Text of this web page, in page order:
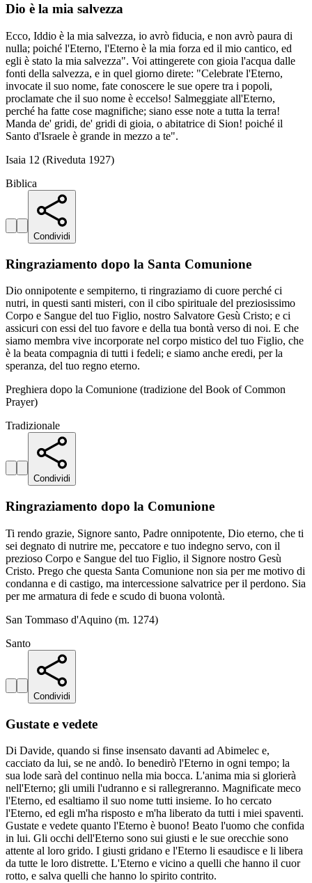
Dio è la mia salvezza
Ecco, Iddio è la mia salvezza, io avrò fiducia, e non avrò paura di
nulla; poiché l'Eterno, l'Eterno è la mia forza ed il mio cantico, ed
egli è stato la mia salvezza". Voi attingerete con gioia l'acqua dalle
fonti della salvezza, e in quel giorno direte: "Celebrate l'Eterno,
invocate il suo nome, fate conoscere le sue opere tra i popoli,
proclamate che il suo nome è eccelso! Salmeggiate all'Eterno,
perché ha fatte cose magnifiche; siano esse note a tutta la terra!
Manda de' gridi, de' gridi di gioia, o abitatrice di Sion! poiché il
Santo d'Israele è grande in mezzo a te".
Isaia 12 (Riveduta 1927)
Biblica
Condividi
Ringraziamento dopo la Santa Comunione
Dio onnipotente e sempiterno, ti ringraziamo di cuore perché ci
nutri, in questi santi misteri, con il cibo spirituale del preziosissimo
Corpo e Sangue del tuo Figlio, nostro Salvatore Gesù Cristo; e ci
assicuri con essi del tuo favore e della tua bontà verso di noi. E che
siamo membra vive incorporate nel corpo mistico del tuo Figlio, che
è la beata compagnia di tutti i fedeli; e siamo anche eredi, per la
speranza, del tuo regno eterno.
Preghiera dopo la Comunione (tradizione del Book of Common
Prayer)
Tradizionale
Condividi
Ringraziamento dopo la Comunione
Ti rendo grazie, Signore santo, Padre onnipotente, Dio eterno, che ti
sei degnato di nutrire me, peccatore e tuo indegno servo, con il
prezioso Corpo e Sangue del tuo Figlio, il Signore nostro Gesù
Cristo. Prego che questa Santa Comunione non sia per me motivo di
condanna e di castigo, ma intercessione salvatrice per il perdono. Sia
per me armatura di fede e scudo di buona volontà.
San Tommaso d'Aquino (m. 1274)
Santo
Condividi
Gustate e vedete
Di Davide, quando si finse insensato davanti ad Abimelec e,
cacciato da lui, se ne andò. Io benedirò l'Eterno in ogni tempo; la
sua lode sarà del continuo nella mia bocca. L'anima mia si glorierà
nell'Eterno; gli umili l'udranno e si rallegreranno. Magnificate meco
l'Eterno, ed esaltiamo il suo nome tutti insieme. Io ho cercato
l'Eterno, ed egli m'ha risposto e m'ha liberato da tutti i miei spaventi.
Gustate e vedete quanto l'Eterno è buono! Beato l'uomo che confida
in lui. Gli occhi dell'Eterno sono sui giusti e le sue orecchie sono
attente al loro grido. I giusti gridano e l'Eterno li esaudisce e li libera
da tutte le loro distrette. L'Eterno e vicino a quelli che hanno il cuor
rotto, e salva quelli che hanno lo spirito contrito.